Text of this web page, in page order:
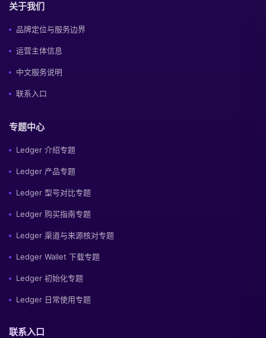
关于我们
品牌定位与服务边界
运营主体信息
中文服务说明
联系入口
专题中心
Ledger 介绍专题
Ledger 产品专题
Ledger 型号对比专题
Ledger 购买指南专题
Ledger 渠道与来源核对专题
Ledger Wallet 下载专题
Ledger 初始化专题
Ledger 日常使用专题
联系入口